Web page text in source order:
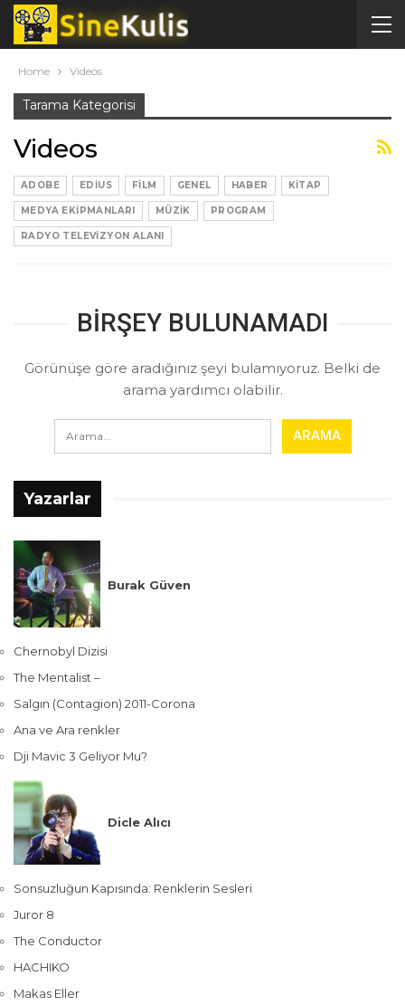
Home Videos
Tarama Kategorisi
Videos
ADOBE EDIUS FILM GENEL HABER KITAP
MEDYA EKIPMANLARI MÜZIK PROGRAM
RADYO TELEVIZYON ALANI
BIRŞEY BULUNAMADI
Görünüşe göre aradığınız şeyi bulamıyoruz. Belki de
arama yardımcı olabilir.
Yazarlar
Burak Güven
Chernobyl Dizisi
The Mentalist –
Salgın (Contagion) 2011-Corona
Ana ve Ara renkler
Dji Mavic 3 Geliyor Mu?
Dicle Alıcı
Sonsuzluğun Kapısında: Renklerin Sesleri
Juror 8
The Conductor
HACHIKO
Makas Eller